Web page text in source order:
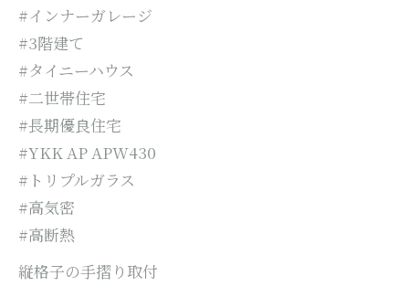
#インナーガレージ
#3階建て
#タイニーハウス
#二世帯住宅
#長期優良住宅
#YKK AP APW430
#トリプルガラス
#高気密
#高断熱
縦格子の手摺り取付